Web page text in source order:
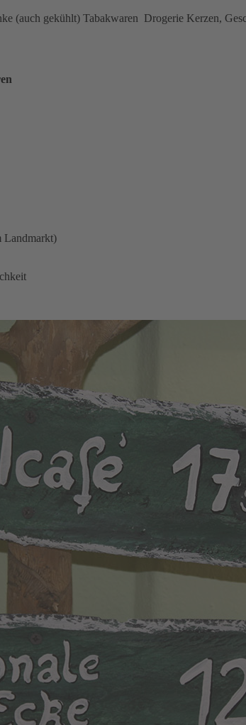
(auch gekühlt) Tabakwaren Drogerie Kerzen,
Landmarkt)